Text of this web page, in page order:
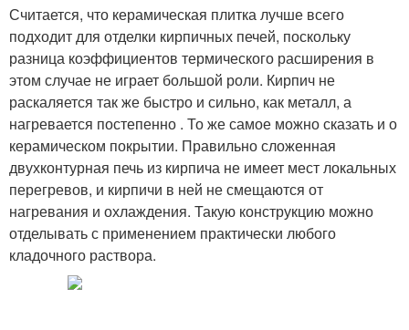
Считается, что керамическая плитка лучше всего
подходит для отделки кирпичных печей, поскольку
разница коэффициентов термического расширения в
этом случае не играет большой роли. Кирпич не
раскаляется так же быстро и сильно, как металл, а
нагревается постепенно . То же самое можно сказать и о
керамическом покрытии. Правильно сложенная
двухконтурная печь из кирпича не имеет мест локальных
перегревов, и кирпичи в ней не смещаются от
нагревания и охлаждения. Такую конструкцию можно
отделывать с применением практически любого
кладочного раствора.